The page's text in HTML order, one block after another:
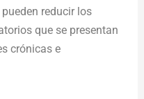
reducir los
que se presentan
crónicas e